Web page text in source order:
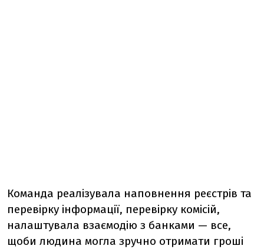
Команда реалізувала наповнення реєстрів та
перевірку інформації, перевірку комісій,
налаштувала взаємодію з банками — все,
щоби людина могла зручно отримати гроші